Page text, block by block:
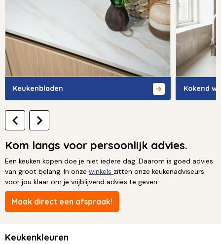
Keukenbladen Kokend
Kom langs voor persoonlijk advies.
Een keuken kopen doe je niet iedere dag. Daarom is goed advies
van groot belang. In onze winkels zitten onze keukenadviseurs
voor jou klaar om je vrijblijvend advies te geven.
Maak direct een afspraak!
Keukenkleuren